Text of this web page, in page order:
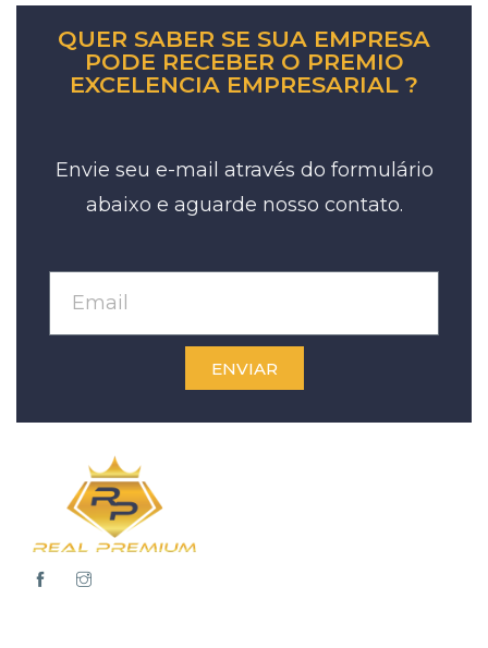
QUER SABER SE SUA EMPRESA
PODE RECEBER O PREMIO
EXCELENCIA EMPRESARIAL ?
Envie seu e-mail através do formulário
abaixo e aguarde nosso contato.
ENVIAR